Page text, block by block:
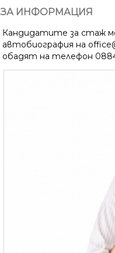
ЗА ИНФОРМАЦИЯ
Кандидатите за стаж
автобиография на
обадят на телефон